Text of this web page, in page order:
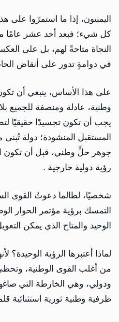
اليمنيون، إذا ما استمرّوا على
كل شيء؛ فبعد أحد عشر عامًا
النجاة متاحةً لهم، بل على
في دوامةٍ تدور على أنقاض
على هذا الأساس، ينبغي أن
وطنية، عادلة ومنصفة للجميع
يجب أن تكون تجسيدًا حقيقيًا
المستقبل المنشودة؛ دولة تُبنى
جوهر حلٍّ وطني، قبل أن تكون
رؤية دولية خارجية .
شخصيًا، لطالما دعوتُ القوى
التمسك برؤية مؤتمر الحوار
الوحيد والمتاح الذي يمكن
لماذا أعتبرها الرؤية الوحيدة؟
من أغلب القوى الوطنية،
ودولي، وهي الخارطة التي
ظرفية وطنية ثورية استثنائية